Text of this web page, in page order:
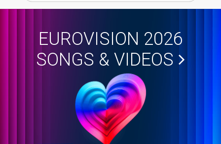
EUROVISION 2026
SONGS & VIDEOS